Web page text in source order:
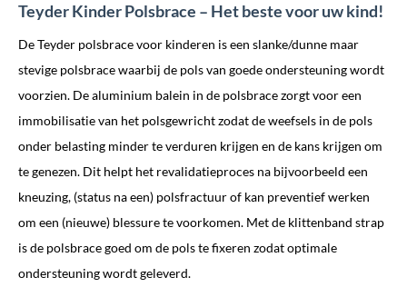
Teyder Kinder Polsbrace – Het beste voor uw kind!
De Teyder polsbrace voor kinderen is een slanke/dunne maar
stevige polsbrace waarbij de pols van goede ondersteuning wordt
voorzien. De aluminium balein in de polsbrace zorgt voor een
immobilisatie van het polsgewricht zodat de weefsels in de pols
onder belasting minder te verduren krijgen en de kans krijgen om
te genezen. Dit helpt het revalidatieproces na bijvoorbeeld een
kneuzing, (status na een) polsfractuur of kan preventief werken
om een (nieuwe) blessure te voorkomen. Met de klittenband strap
is de polsbrace goed om de pols te fixeren zodat optimale
ondersteuning wordt geleverd.